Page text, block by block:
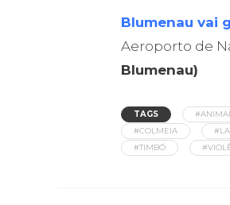
Blumenau vai
Aeroporto de
Blumenau)
TAGS
#COLMEIA
#TIMBÓ